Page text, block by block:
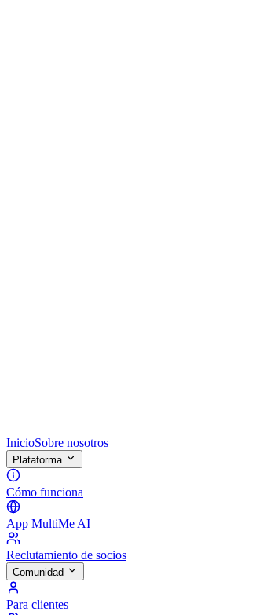
InicioSobre nosotros
Plataforma
Cómo funciona
App MultiMe AI
Reclutamiento de socios
Comunidad
Para clientes